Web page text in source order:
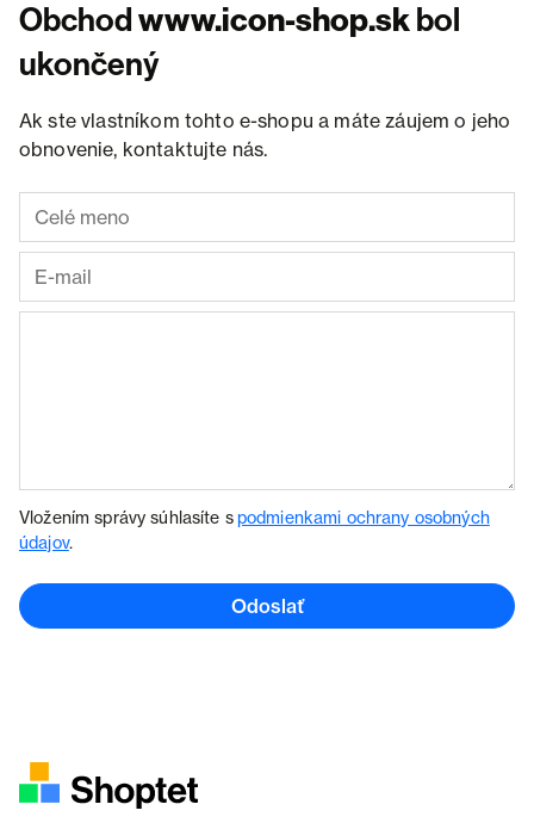
Obchodwww.icon-shop.skbol
ukončený
Ak ste vlastníkom tohto e-shopu a máte záujem o jeho
obnovenie, kontaktujte nás.
Vložením správy súhlasíte spodmienkami ochrany osobných
údajov.
Odoslať